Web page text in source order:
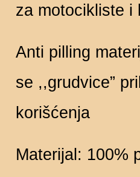
za motocikliste i
Anti pilling
se ,,grudvice”
korišćenja
Materijal: 100%